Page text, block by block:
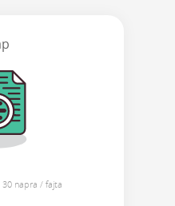
30 napra / fajta